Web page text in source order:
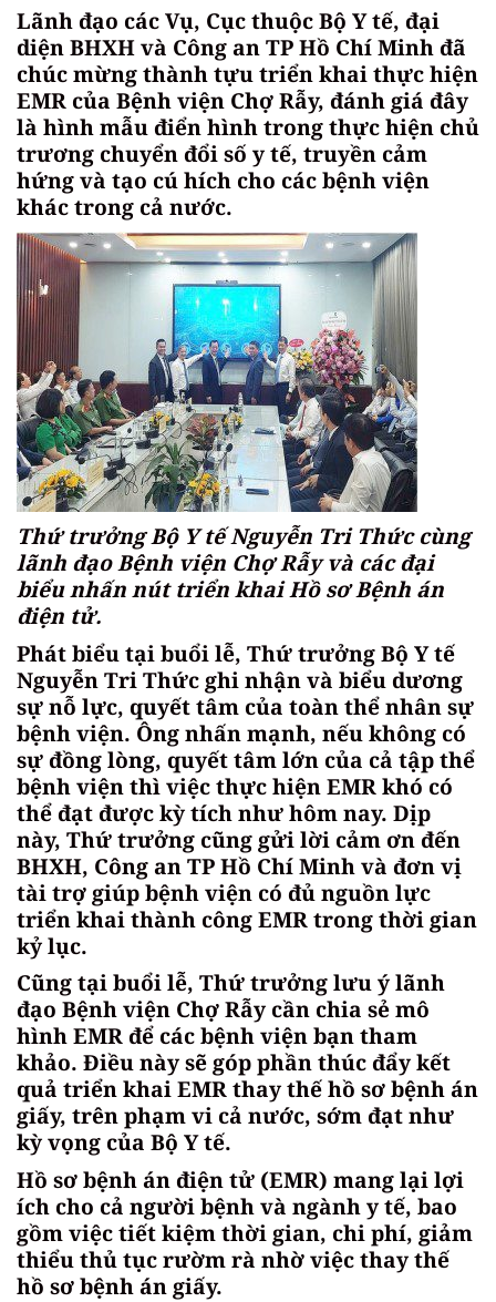
Lãnh đạo các Vụ, Cục thuộc Bộ Y tế, đại
diện BHXH và Công an TP Hồ Chí Minhđã
chúc mừng thành tựu triển khai thực hiện
EMR của Bệnh viện Chợ Rẫy, đánh giá đây
là hình mẫu điển hình trong thực hiện chủ
trương chuyển đổi số y tế, truyền cảm
hứng và tạo cú hích cho các bệnh viện
khác trong cả nước.
Thứ trưởng Bộ Y tế Nguyễn Tri Thức cùng
lãnh đạo Bệnh viện Chợ Rẫy và các đại
biểu nhấn nút triển khai Hồ sơ Bệnh án
điện tử.
Phát biểu tại buổi lễ, Thứ trưởng Bộ Y tế
Nguyễn Tri Thức ghi nhận và biểu dương
sự nỗ lực, quyết tâm của toàn thể nhân sự
bệnh viện. Ông nhấn mạnh, nếu không có
sự đồng lòng, quyết tâm lớn của cả tập thể
bệnh viện thì việc thực hiện EMR khó có
thể đạt được kỳ tích như hôm nay. Dịp
này, Thứ trưởng cũng gửi lời cảm ơn đến
BHXH, Công an TP Hồ Chí Minh và đơn vị
tài trợ giúp bệnh viện có đủ nguồn lực
triển khai thành công EMR trong thời gian
kỷ lục.
Cũng tại buổi lễ, Thứ trưởng lưu ý lãnh
đạo Bệnh viện Chợ Rẫy cần chia sẻ mô
hình EMR để các bệnh viện bạn tham
khảo. Điều này sẽ góp phần thúc đẩy kết
quả triển khai EMR thay thế hồ sơ bệnh án
giấy, trên phạm vi cả nước, sớm đạt như
kỳ vọng của Bộ Y tế.
Hồ sơ bệnh án điện tử (EMR) mang lại lợi
ích cho cả người bệnh và ngành y tế, bao
gồm việc tiết kiệm thời gian, chi phí, giảm
thiểu thủ tục rườm rà nhờ việc thay thế
hồ sơ bệnh án giấy.